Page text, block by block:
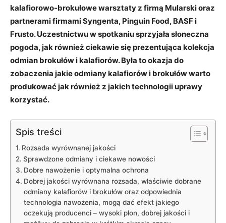
kalafiorowo-brokułowe warsztaty z firmą Mularski oraz
partnerami firmami Syngenta, Pinguin Food, BASF i
Frusto. Uczestnictwu w spotkaniu sprzyjała słoneczna
pogoda, jak również ciekawie się prezentująca kolekcja
odmian brokułów i kalafiorów. Była to okazja do
zobaczenia jakie odmiany kalafiorów i brokułów warto
produkować jak również z jakich technologii uprawy
korzystać.
Spis treści
Rozsada wyrównanej jakości
Sprawdzone odmiany i ciekawe nowości
Dobre nawożenie i optymalna ochrona
Dobrej jakości wyrównana rozsada, właściwie dobrane
odmiany kalafiorów i brokułów oraz odpowiednia
technologia nawożenia, mogą dać efekt jakiego
oczekują producenci – wysoki plon, dobrej jakości i